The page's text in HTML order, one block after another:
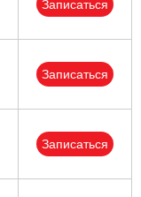
Записаться
Записаться
Записаться